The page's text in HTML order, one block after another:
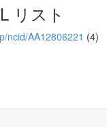
リスト
ncid/AA12806221 (4)